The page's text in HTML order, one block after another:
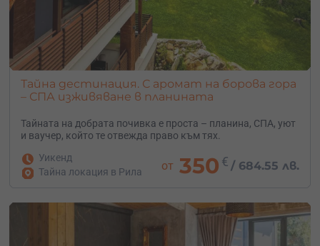
Тайна дестинация. С аромат на борова гора
– СПА изживяване в планината
Тайната на добрата почивка е проста – планина, СПА, уют
и ваучер, който те отвежда право към тях.
Уикенд
Тайна локация в Рила
от 350 € /684.55 лв.